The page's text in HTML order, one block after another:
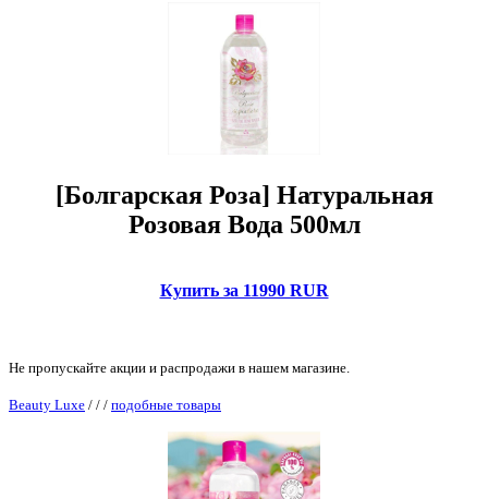
[Болгарская Роза] Натуральная
Розовая Вода 500мл
Купить за 11990 RUR
Не пропускайте акции и распродажи в нашем магазине.
Beauty Luxe / / / подобные товары